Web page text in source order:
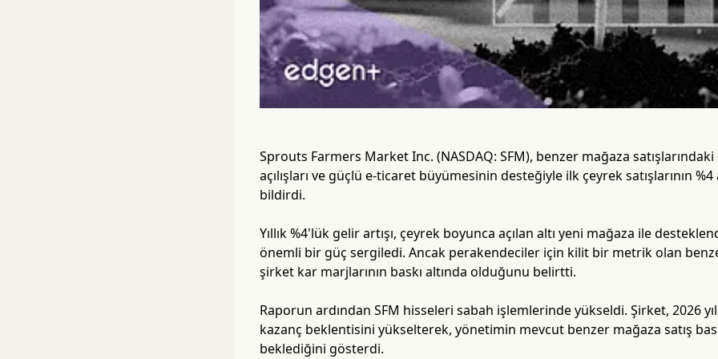
Sprouts Farmers Market Inc. (NASDAQ: SFM), benzer mağaza
açılışları ve güçlü e-ticaret büyümesinin desteğiyle ilk çeyrek satışlarının
bildirdi.
Yıllık %4'lük gelir artışı, çeyrek boyunca açılan altı yeni mağaza ile
önemli bir güç sergiledi. Ancak perakendeciler için kilit bir metrik olan
şirket kar marjlarının baskı altında olduğunu belirtti.
Raporun ardından SFM hisseleri sabah işlemlerinde yükseldi. Şirket, 2026
kazanç beklentisini yükselterek, yönetimin mevcut benzer mağaza satış
beklediğini gösterdi.